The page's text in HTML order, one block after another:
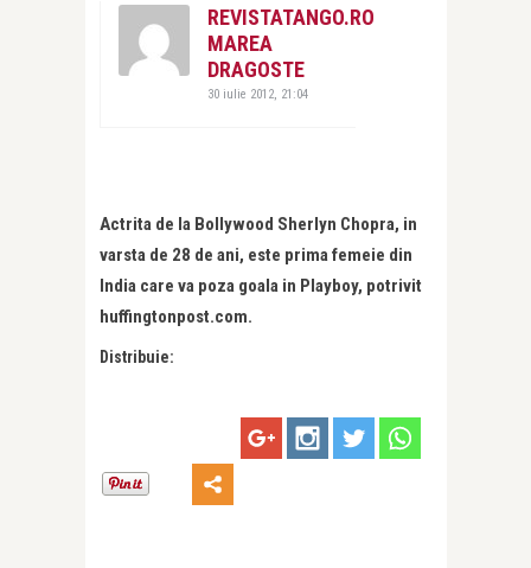
REVISTATANGO.RO
MAREA
DRAGOSTE
30 iulie 2012, 21:04
Actrita de la Bollywood Sherlyn Chopra, in
varsta de 28 de ani, este prima femeie din
India care va poza goala in Playboy, potrivit
huffingtonpost.com.
Distribuie: